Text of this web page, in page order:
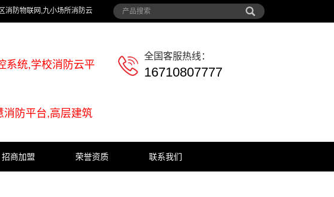
消防物联网,九小场所消防云
系统,学校消防云平
消防平台,高层建筑
全国客服热线：
16710807777
招商加盟 荣誉资质 联系我们